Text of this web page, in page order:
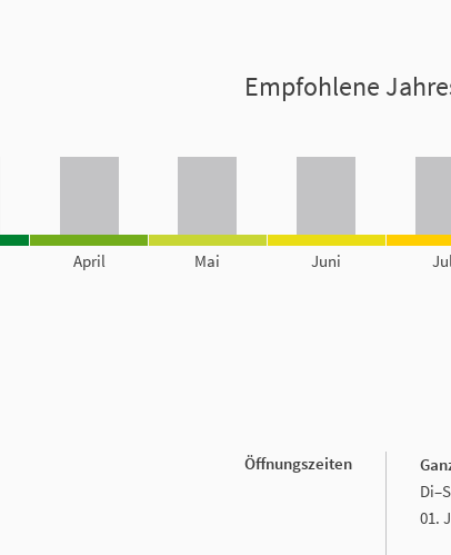
Empfohlene
April Mai Juni
Öffnungszeiten
01.